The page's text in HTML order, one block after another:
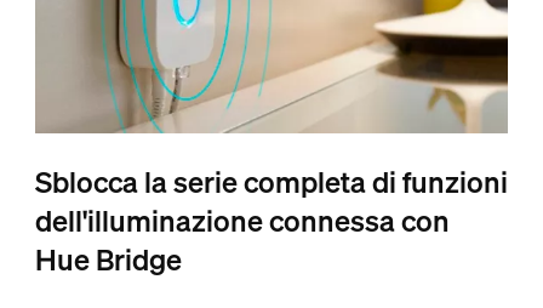
Sblocca la serie completa di funzioni
dell'illuminazione connessa con
Hue Bridge